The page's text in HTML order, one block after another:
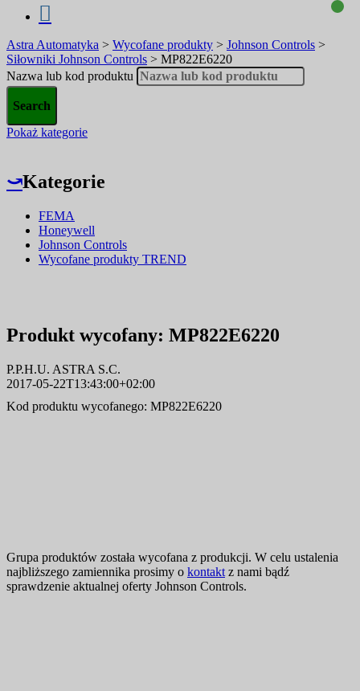
Astra Automatyka > Wycofane produkty > Johnson Controls >
Siłowniki Johnson Controls > MP822E6220
Nazwa lub kod produktu
Pokaż kategorie
⤻Kategorie
FEMA
Honeywell
Johnson Controls
Wycofane produkty TREND
Produkt wycofany: MP822E6220
P.P.H.U. ASTRA S.C.
2017-05-22T13:43:00+02:00
Kod produktu wycofanego: MP822E6220
Grupa produktów została wycofana z produkcji. W celu ustalenia
najbliższego zamiennika prosimy o kontakt z nami bądź
sprawdzenie aktualnej oferty Johnson Controls.